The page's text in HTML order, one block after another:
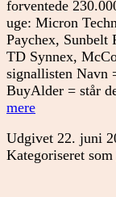
forventede
uge: Micron
Paychex, Sunbelt
TD Synnex,
signallisten Navn
BuyAlder = står
mereSignallisten
uge
25
Udgivet 22. juni
Kategoriseret som